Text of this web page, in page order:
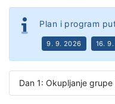
Plan i program
9. 9. 2026 16.
Dan 1: Okupljanje